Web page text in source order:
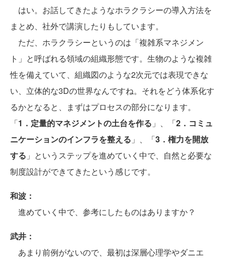
はい。お話してきたようなホラクラシーの導入方法を
まとめ、社外で講演したりもしています。
ただ、ホラクラシーというのは「複雑系マネジメン
ト」と呼ばれる領域の組織形態です。生物のような複雑
性を備えていて、組織図のような2次元では表現できな
い、立体的な3Dの世界なんですね。それをどう体系化す
るかとなると、まずはプロセスの部分になります。
「1．定量的マネジメントの土台を作る 」、「2．コミュ
ニケーションのインフラを整える 」、「3．権力を開放
する 」というステップを進めていく中で、自然と必要な
制度設計ができてきたという感じです。
和波：
進めていく中で、参考にしたものはありますか？
武井：
あまり前例がないので、最初は深層心理学やダニエ